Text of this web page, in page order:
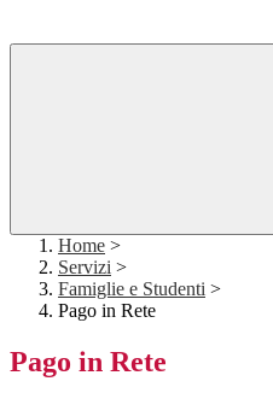
Home >
Servizi >
Famiglie e Studenti >
Pago in Rete
Pago in Rete